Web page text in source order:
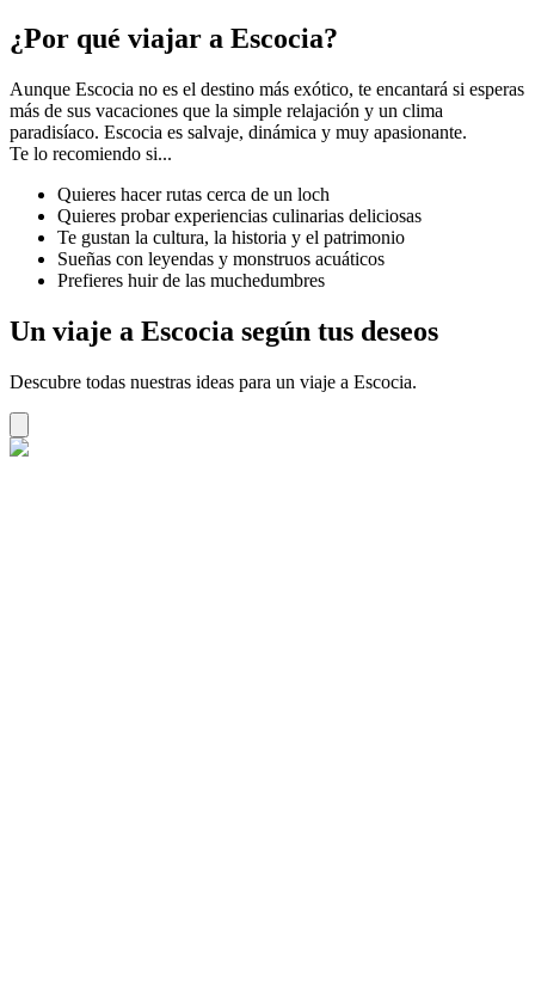
¿Por qué viajar a Escocia?
Aunque Escocia no es el destino más exótico, te encantará si esperas
más de sus vacaciones que la simple relajación y un clima
paradisíaco. Escocia es salvaje, dinámica y muy apasionante.
Te lo recomiendo si...
Quieres hacer rutas cerca de un loch
Quieres probar experiencias culinarias deliciosas
Te gustan la cultura, la historia y el patrimonio
Sueñas con leyendas y monstruos acuáticos
Prefieres huir de las muchedumbres
Un viaje a Escocia según tus deseos
Descubre todas nuestras ideas para un viaje a Escocia.